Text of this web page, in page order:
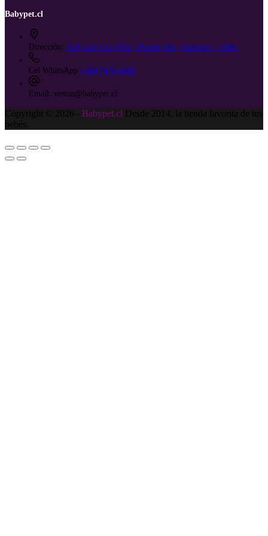
Babypet.cl
Dirección: José Luis Coo 0541, Puente Alto, Santiago - Chile.
Cel WhatsApp +569 7676 0385
Email: ventas@babypet.cl
Copyright © 2026 - Babypet.cl Desde 2014, la tienda favorita de tus
bebés.